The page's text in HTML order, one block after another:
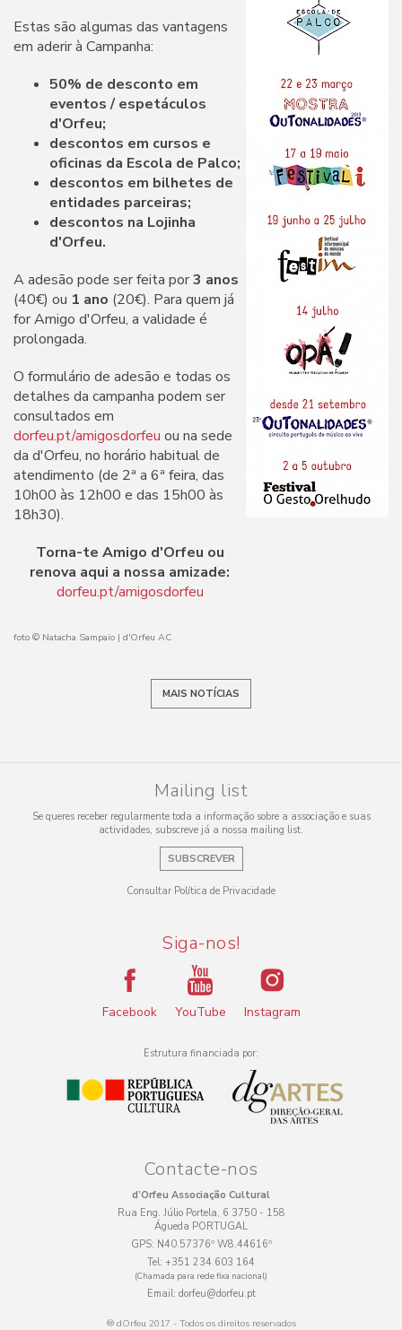
Estas são algumas das vantagens
em aderir à Campanha:
50% de desconto em
eventos / espetáculos
d'Orfeu;
descontos em cursos e
oficinas da Escola de Palco;
descontos em bilhetes de
entidades parceiras;
descontos na Lojinha
d'Orfeu.
A adesão pode ser feita por3 anos
(40€) ou 1 ano (20€). Para quem já
for Amigo d'Orfeu, a validade é
prolongada.
O formulário de adesão e todas os
detalhes da campanha podem ser
consultados em
dorfeu.pt/amigosdorfeu ou na sede
da d'Orfeu, no horário habitual de
atendimento (de 2ª a 6ª feira, das
10h00 às 12h00 e das 15h00 às
18h30).
Torna-te Amigo d'Orfeu ou
renova aqui a nossa amizade:
dorfeu.pt/amigosdorfeu
foto © Natacha Sampaio | d'Orfeu AC
MAIS NOTÍCIAS
Mailing list
Se queres receber regularmente toda a informação sobre a associação e suas
actividades, subscreve já a nossa mailing list.
SUBSCREVER
Consultar Política de Privacidade
Siga-nos!
Facebook YouTube Instagram
Estrutura financiada por:
Contacte-nos
d’Orfeu Associação Cultural
Rua Eng. Júlio Portela, 6 3750 - 158
Águeda PORTUGAL
GPS: N40.57376º W8.44616º
Tel: +351 234 603 164
(Chamada para rede fixa nacional)
Email: dorfeu@dorfeu.pt
® dOrfeu 2017 - Todos os direitos reservados